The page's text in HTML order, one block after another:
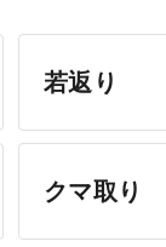
若返り
クマ取り